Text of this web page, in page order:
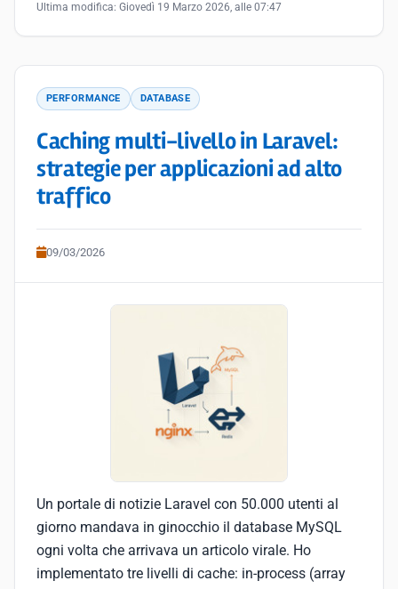
Ultima modifica: Giovedì 19 Marzo 2026, alle 07:47
PERFORMANCE DATABASE
Caching multi-livello in Laravel:
strategie per applicazioni ad alto
traffico
09/03/2026
Un portale di notizie Laravel con 50.000 utenti al
giorno mandava in ginocchio il database MySQL
ogni volta che arrivava un articolo virale. Ho
implementato tre livelli di cache: in-process (array